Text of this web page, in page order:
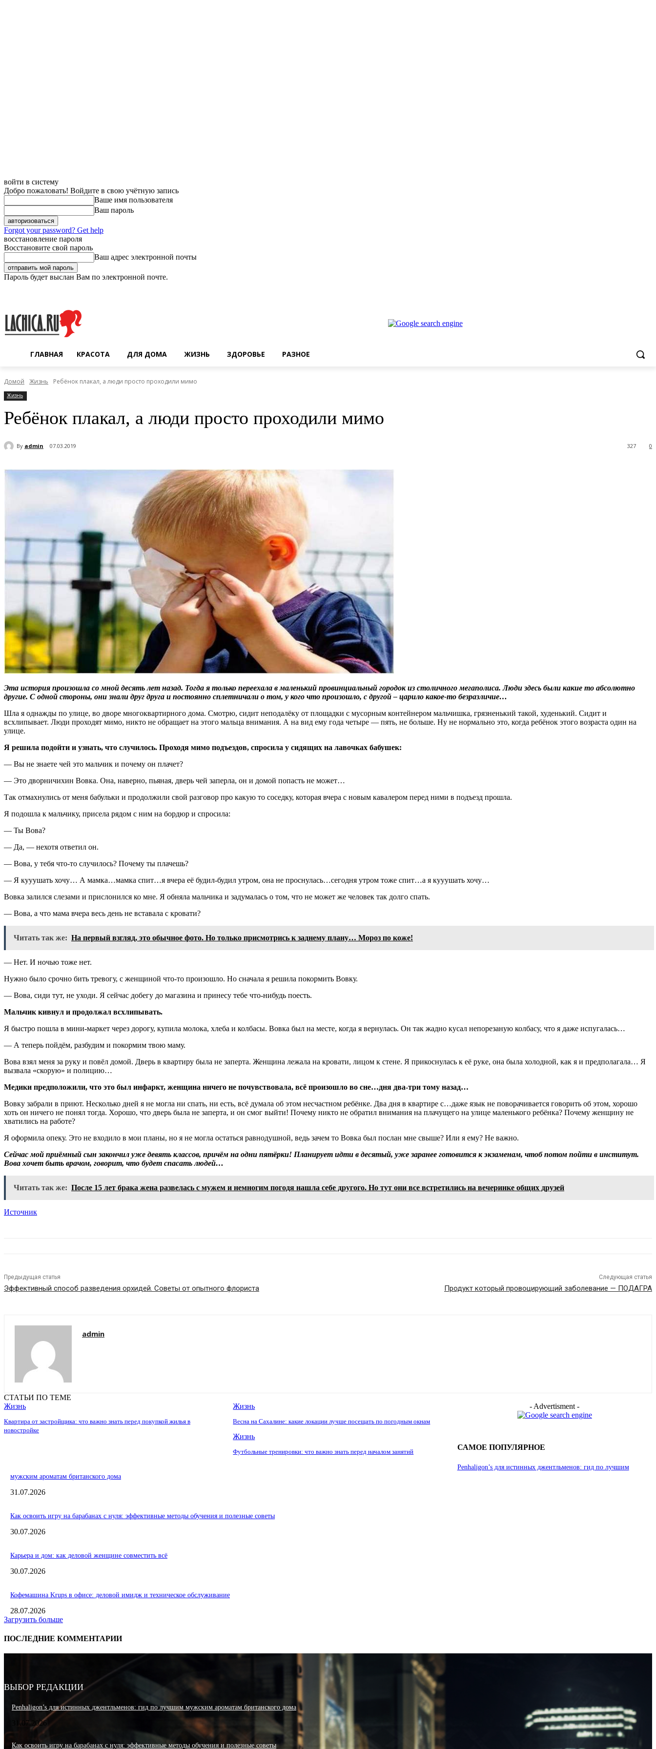
войти в систему
Добро пожаловать! Войдите в свою учётную запись
Ваше имя пользователя
Ваш пароль
Forgot your password? Get help
восстановление пароля
Восстановите свой пароль
Ваш адрес электронной почты
Пароль будет выслан Вам по электронной почте.
ГЛАВНАЯ КРАСОТА ДЛЯ ДОМА ЖИЗНЬ ЗДОРОВЬЕ РАЗНОЕ
Домой Жизнь Ребёнок плакал, а люди просто проходили мимо
Жизнь
Ребёнок плакал, а люди просто проходили мимо
By admin 07.03.2019 0
327
Эта история произошла со мной десять лет назад. Тогда я только переехала в маленький провинциальный городок из столичного мегаполиса. Люди здесь были какие то абсолютно
другие. С одной стороны, они знали друг друга и постоянно сплетничали о том, у кого что произошло, с другой – царило какое-то безразличие…
Шла я однажды по улице, во дворе многоквартирного дома. Смотрю, сидит неподалёку от площадки с мусорным контейнером мальчишка, грязненький такой, худенький. Сидит и
всхлипывает. Люди проходят мимо, никто не обращает на этого мальца внимания. А на вид ему года четыре — пять, не больше. Ну не нормально это, когда ребёнок этого возраста один на
улице.
Я решила подойти и узнать, что случилось. Проходя мимо подъездов, спросила у сидящих на лавочках бабушек:
— Вы не знаете чей это мальчик и почему он плачет?
— Это дворничихин Вовка. Она, наверно, пьяная, дверь чей заперла, он и домой попасть не может…
Так отмахнулись от меня бабульки и продолжили свой разговор про какую то соседку, которая вчера с новым кавалером перед ними в подъезд прошла.
Я подошла к мальчику, присела рядом с ним на бордюр и спросила:
— Ты Вова?
— Да, — нехотя ответил он.
— Вова, у тебя что-то случилось? Почему ты плачешь?
— Я кууушать хочу… А мамка…мамка спит…я вчера её будил-будил утром, она не проснулась…сегодня утром тоже спит…а я кууушать хочу…
Вовка залился слезами и прислонился ко мне. Я обняла мальчика и задумалась о том, что не может же человек так долго спать.
— Вова, а что мама вчера весь день не вставала с кровати?
Читать так же: На первый взгляд, это обычное фото. Но только присмотрись к заднему плану… Мороз по коже!
— Нет. И ночью тоже нет.
Нужно было срочно бить тревогу, с женщиной что-то произошло. Но сначала я решила покормить Вовку.
— Вова, сиди тут, не уходи. Я сейчас добегу до магазина и принесу тебе что-нибудь поесть.
Мальчик кивнул и продолжал всхлипывать.
Я быстро пошла в мини-маркет через дорогу, купила молока, хлеба и колбасы. Вовка был на месте, когда я вернулась. Он так жадно кусал непорезаную колбасу, что я даже испугалась…
— А теперь пойдём, разбудим и покормим твою маму.
Вова взял меня за руку и повёл домой. Дверь в квартиру была не заперта. Женщина лежала на кровати, лицом к стене. Я прикоснулась к её руке, она была холодной, как я и предполагала… Я
вызвала «скорую» и полицию…
Медики предположили, что это был инфаркт, женщина ничего не почувствовала, всё произошло во сне…дня два-три тому назад…
Вовку забрали в приют. Несколько дней я не могла ни спать, ни есть, всё думала об этом несчастном ребёнке. Два дня в квартире с…даже язык не поворачивается говорить об этом, хорошо
хоть он ничего не понял тогда. Хорошо, что дверь была не заперта, и он смог выйти! Почему никто не обратил внимания на плачущего на улице маленького ребёнка? Почему женщину не
хватились на работе?
Я оформила опеку. Это не входило в мои планы, но я не могла остаться равнодушной, ведь зачем то Вовка был послан мне свыше? Или я ему? Не важно.
Сейчас мой приёмный сын закончил уже девять классов, причём на одни пятёрки! Планирует идти в десятый, уже заранее готовится к экзаменам, чтоб потом пойти в институт.
Вова хочет быть врачом, говорит, что будет спасать людей…
Читать так же: После 15 лет брака жена развелась с мужем и немногим погодя нашла себе другого. Но тут они все встретились на вечеринке общих друзей
Источник
Предыдущая статья
Эффективный способ разведения орхидей. Советы от опытного флориста
Следующая статья
Продукт который провоцирующий заболевание — ПОДАГРА
admin
СТАТЬИ ПО ТЕМЕ
Жизнь
Квартира от застройщика: что важно знать перед покупкой жилья в
новостройке
Жизнь
Весна на Сахалине: какие локации лучше посещать по погодным окнам
Жизнь
Футбольные тренировки: что важно знать перед началом занятий
- Advertisment -
САМОЕ ПОПУЛЯРНОЕ
Penhaligon’s для истинных джентльменов: гид по лучшим
мужским ароматам британского дома
31.07.2026
Как освоить игру на барабанах с нуля: эффективные методы обучения и полезные советы
30.07.2026
Карьера и дом: как деловой женщине совместить всё
30.07.2026
Кофемашина Krups в офисе: деловой имидж и техническое обслуживание
28.07.2026
Загрузить больше
ПОСЛЕДНИЕ КОММЕНТАРИИ
ВЫБОР РЕДАКЦИИ
Penhaligon’s для истинных джентльменов: гид по лучшим мужским ароматам британского дома
31.07.2026
Как освоить игру на барабанах с нуля: эффективные методы обучения и полезные советы